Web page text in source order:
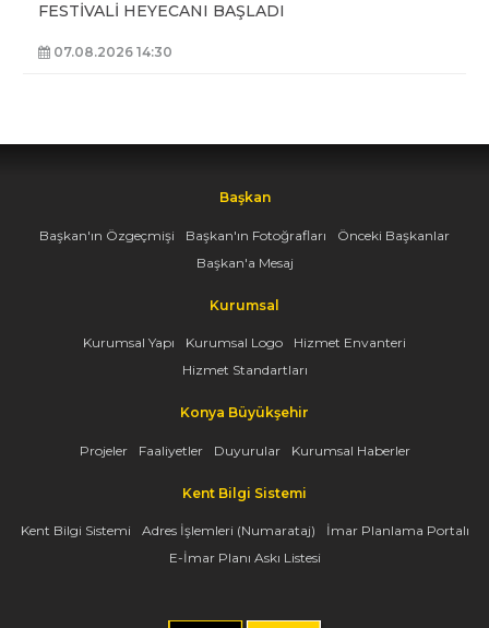
FESTİVALİ HEYECANI BAŞLADI
07.08.2026 14:30
Başkan
Başkan'ın Özgeçmişi Başkan'ın Fotoğrafları
Önceki Başkanlar
Başkan'a Mesaj
Kurumsal
Kurumsal Yapı Kurumsal Logo
Hizmet Envanteri
Hizmet Standartları
Konya Büyükşehir
Projeler Faaliyetler Duyurular Kurumsal Haberler
Kent Bilgi Sistemi
Kent Bilgi Sistemi Adres İşlemleri (Numarataj)
İmar Planlama Portalı
E-İmar Planı Askı Listesi